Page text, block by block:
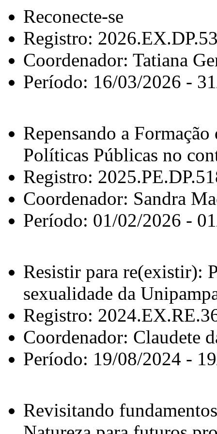
Reconecte-se
Registro:
Coordenador: Tatiana
Período: 16/03/2026 -
Repensando a Formação
Políticas Públicas no
Registro:
Coordenador: Sandra
Período: 01/02/2026 -
Resistir para re(existir):
sexualidade da
Registro:
Coordenador: Claudete
Período: 19/08/2024 -
Revisitando